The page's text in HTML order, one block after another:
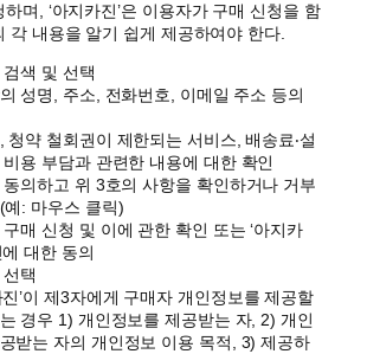
며, ‘아지카진’은 이용자가 구매 신청을 함
각 내용을 알기 쉽게 제공하여야 한다.
색 및 선택
성명, 주소, 전화번호, 이메일 주소 등의
청약 철회권이 제한되는 서비스, 배송료‧설
용 부담과 관련한 내용에 대한 확인
동의하고 위 3호의 사항을 확인하거나 거부
예: 마우스 클릭)
매 신청 및 이에 관한 확인 또는 ‘아지카
에 대한 동의
택
’이 제3자에게 구매자 개인정보를 제공할
경우 1) 개인정보를 제공받는 자, 2) 개인
받는 자의 개인정보 이용 목적, 3) 제공하